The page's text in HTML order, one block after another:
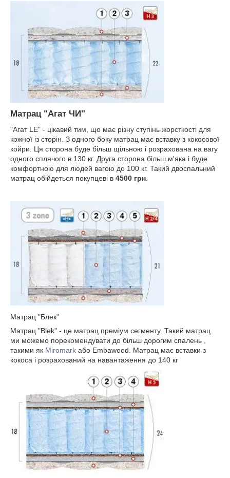
Матрац "Агат ЧИ"
"Агат LE" - цікавий тим, що має різну ступінь жорсткості для
кожної із сторін. З одного боку матрац має вставку з кокосової
койри. Ця сторона буде більш щільною і розрахована на вагу
одного сплячого в 130 кг. Друга сторона більш м'яка і буде
комфортною для людей вагою до 100 кг. Такий двоспальний
матрац обійдеться покупцеві в 4500 грн
Матрац "Блек"
Матрац "Blek" - це матрац преміум сегменту. Такий матрац
ми можемо порекомендувати до більш дорогим спалень ,
такими як Miromark або Embawood. Матрац має вставки з
кокоса і розрахований на навантаження до 140 кг